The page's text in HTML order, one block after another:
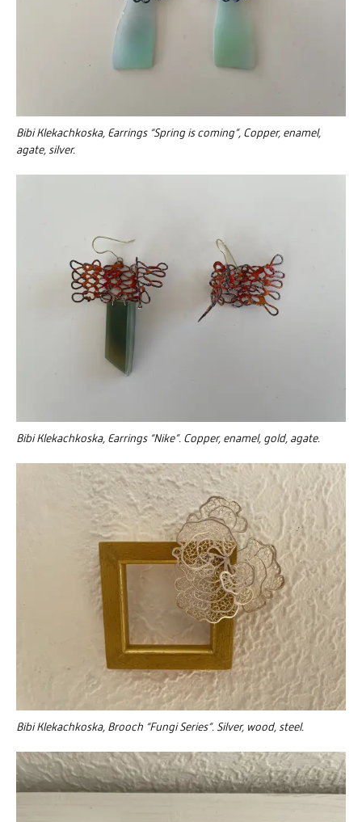
Bibi Klekachkoska, Earrings “Spring is coming”, Copper, enamel,
agate, silver.
Bibi Klekachkoska, Earrings “Nike”. Copper, enamel, gold, agate.
Bibi Klekachkoska, Brooch “Fungi Series”. Silver, wood, steel.